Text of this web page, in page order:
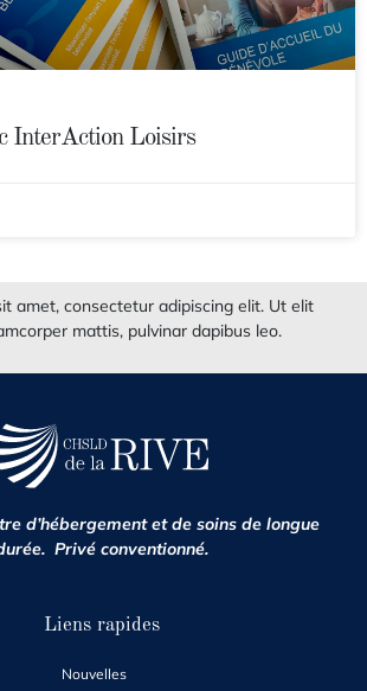
InterAction Loisirs
amet, consectetur adipiscing elit. Ut elit
mattis, pulvinar dapibus leo.
d’hébergement et de soins de longue
Privé conventionné.
Liens rapides
Nouvelles